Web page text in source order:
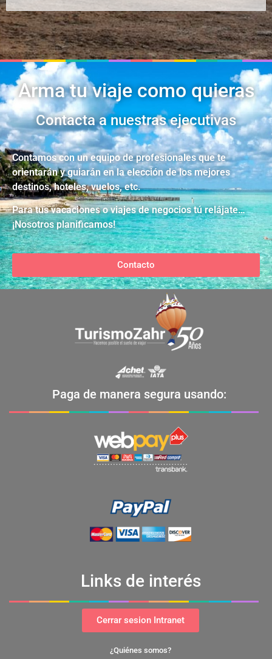
Arma tu viaje como quieras
Contacta a nuestras ejecutivas
Contamos con un equipo de profesionales que te
orientarán y guiarán en la elección de los mejores
destinos, hoteles, vuelos, etc.
Para tus vacaciones o viajes de negocios tú relájate…
¡Nosotros planificamos!
Contacto
Paga de manera segura usando:
Links de interés
Cerrar sesion Intranet
¿Quiénes somos?